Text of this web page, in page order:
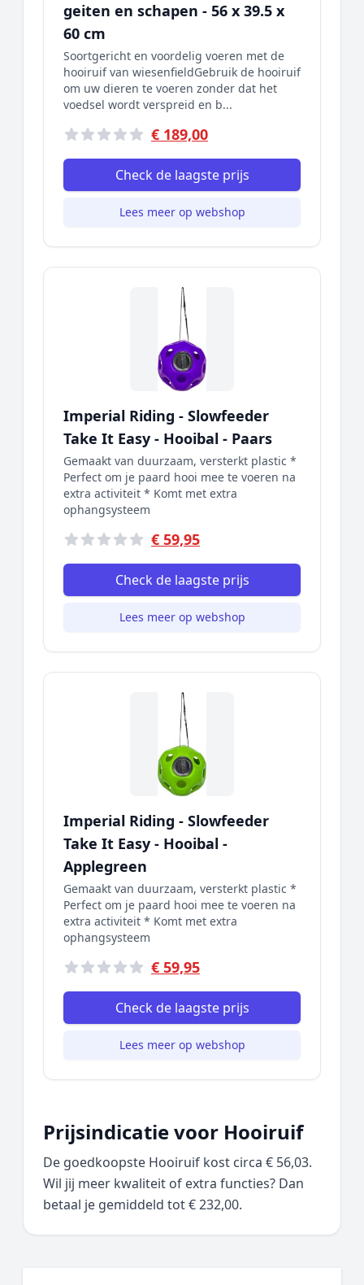
geiten en schapen - 56 x 39.5 x
60 cm
Soortgericht en voordelig voeren met de
hooiruif van wiesenfieldGebruik de hooiruif
om uw dieren te voeren zonder dat het
voedsel wordt verspreid en b...
€ 189,00
Check de laagste prijs
Lees meer op webshop
Imperial Riding - Slowfeeder
Take It Easy - Hooibal - Paars
Gemaakt van duurzaam, versterkt plastic *
Perfect om je paard hooi mee te voeren na
extra activiteit * Komt met extra
ophangsysteem
€ 59,95
Check de laagste prijs
Lees meer op webshop
Imperial Riding - Slowfeeder
Take It Easy - Hooibal -
Applegreen
Gemaakt van duurzaam, versterkt plastic *
Perfect om je paard hooi mee te voeren na
extra activiteit * Komt met extra
ophangsysteem
€ 59,95
Check de laagste prijs
Lees meer op webshop
Prijsindicatie voor Hooiruif
De goedkoopste Hooiruif kost circa € 56,03.
Wil jij meer kwaliteit of extra functies? Dan
betaal je gemiddeld tot € 232,00.